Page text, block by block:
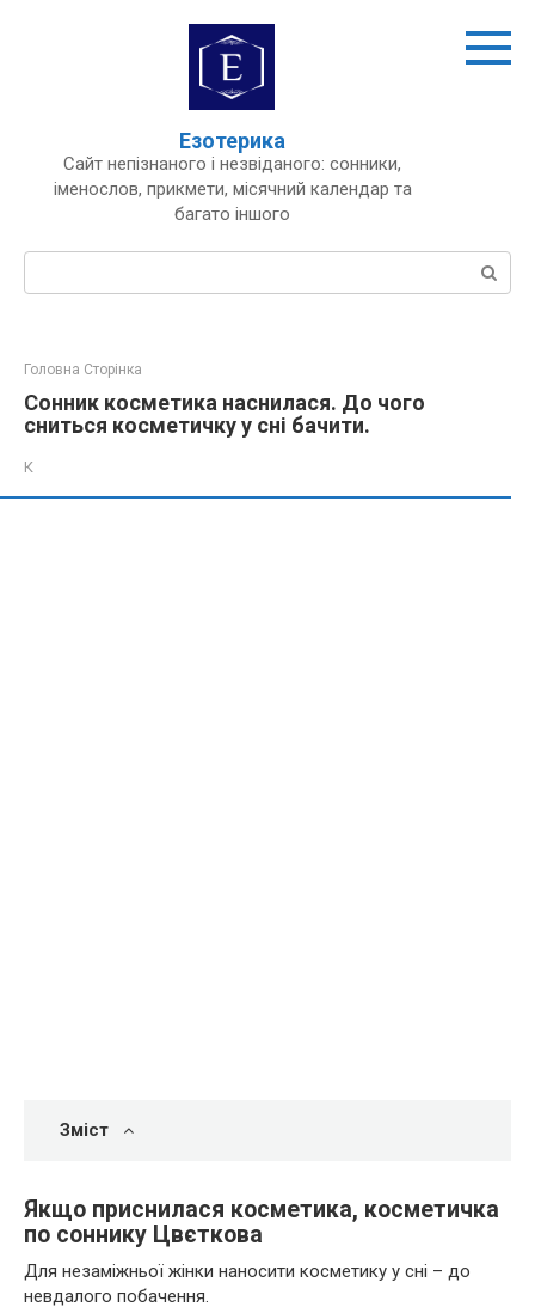
Езотерика
Сайт непізнаного і незвіданого: сонники,
іменослов, прикмети, місячний календар та
багато іншого
Пошук:
Головна Сторінка
Сонник косметика наснилася. До чого
сниться косметичку у сні бачити.
К
Зміст
Якщо приснилася косметика, косметичка
по соннику Цвєткова
Для незаміжньої жінки наносити косметику у сні – до
невдалого побачення.